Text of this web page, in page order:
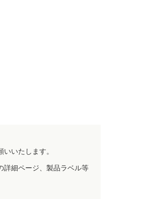
いたします。
詳細ページ、製品ラベル等